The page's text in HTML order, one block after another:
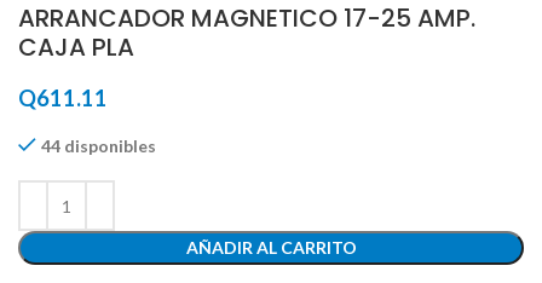
ARRANCADOR MAGNETICO 17-25 AMP.
CAJA PLA
Q611.11
44 disponibles
AÑADIR AL CARRITO